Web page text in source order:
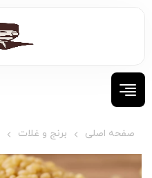
صفحه اصلی برنج و غلات